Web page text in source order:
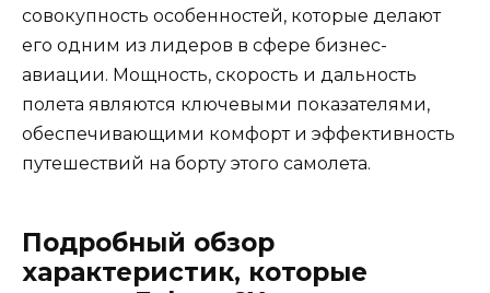
совокупность особенностей, которые делают
его одним из лидеров в сфере бизнес-
авиации. Мощность, скорость и дальность
полета являются ключевыми показателями,
обеспечивающими комфорт и эффективность
путешествий на борту этого самолета.
Подробный обзор
характеристик, которые